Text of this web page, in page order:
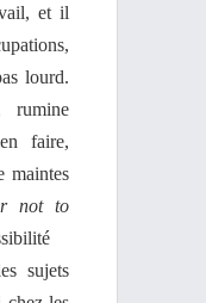
et il
lourd.
rumine
faire,
maintes
not to
sujets